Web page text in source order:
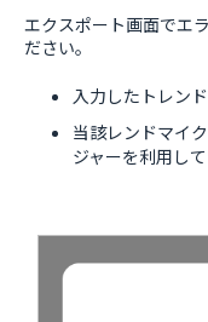
エクスポート画面でエ
ださい。
入力したトレン
当該レンドマイ
ジャーを利用し